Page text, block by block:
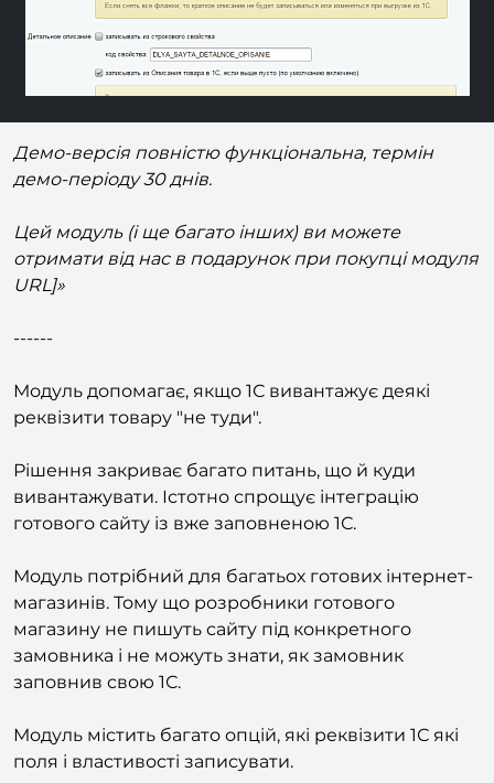
Демо-версія повністю функціональна, термін
Цей модуль (і ще багато інших) ви можете
отримати від нас в подарунок при покупці модуля
Модуль допомагає, якщо 1С вивантажує деякі
Рішення закриває багато питань, що й куди
вивантажувати. Істотно спрощує інтеграцію
Модуль потрібний для багатьох готових інтернет-
магазинів. Тому що розробники готового
магазину не пишуть сайту під конкретного
замовника і не можуть знати, як замовник
Модуль містить багато опцій, які реквізити 1С які